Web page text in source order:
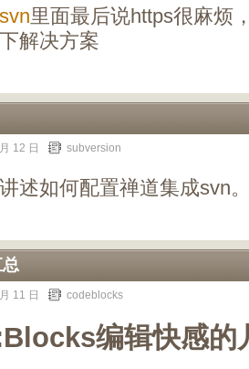
里面最后说https很麻烦
解决方案
12 日 subversion
述如何配置禅道集成svn
11 日 codeblocks
编辑快感的